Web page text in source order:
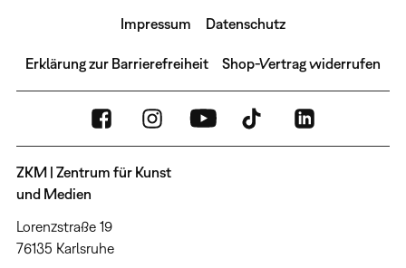
Impressum Datenschutz
Erklärung zur Barrierefreiheit Shop-Vertrag widerrufen
ZKM | Zentrum für Kunst
und Medien
Lorenzstraße 19
76135 Karlsruhe